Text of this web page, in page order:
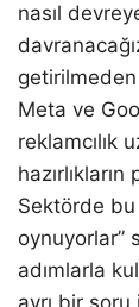
nasıl
getirilmeden
Meta ve
reklamcılık
Sektörde
oynuyorlar”
adımlarla